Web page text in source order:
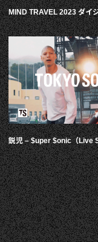
MIND TRAVEL 2023 ダイ
鋭児 – $uper $onic（Live